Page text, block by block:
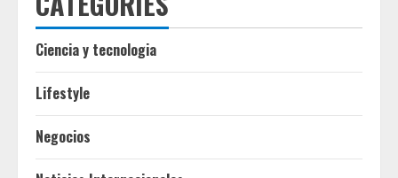
Ciencia y tecnologia
Lifestyle
Negocios